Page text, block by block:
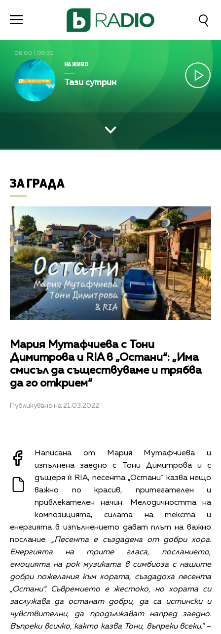
06:00 09:30
НА ЖИВО
Тази сутрин
ЗА ГРАДА
Мария Мутафчиева с Тони
Димитрова и RIA в „Остани“: „Има
смисъл да съществуваме и трябва
да го открием“
Публикувано на 21.03.2022
Написана от Мария Мутафчиева и
изпълнена заедно с Тони Димитрова и с
дъщеря ѝ RIA, песента „Остани“ казва нещо
важно по красив, притегателен и
привлекателен начин. Мелодичността на
композицията, силата на текста и
енергията в изпълнението дават плът на важно
послание. „Песента е създадена от добри хора.
Енергията на трите гласа, посланието,
емоцията на рок музиката в симбиоза с нашите
добри пожелания към хората, създадоха песента
„Остани“. Съвремието е жестоко, но хората си
заслужава да останат добри, да са истински и
чувствителни, да продължават напред заедно.
Въпреки всичко, както казва Тони, въпреки всеки.“–